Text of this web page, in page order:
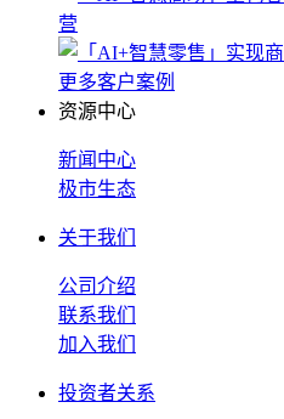
更多客户案例
资源中心
新闻中心
极市生态
关于我们
公司介绍
联系我们
加入我们
投资者关系